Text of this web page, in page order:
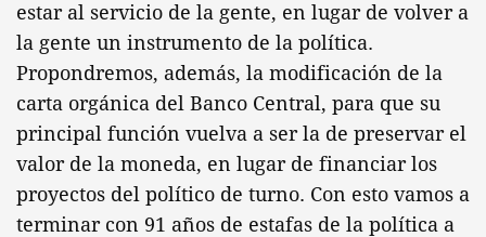
estar al servicio de la gente, en lugar de volver a
la gente un instrumento de la política.
Propondremos, además, la modificación de la
carta orgánica del Banco Central, para que su
principal función vuelva a ser la de preservar el
valor de la moneda, en lugar de financiar los
proyectos del político de turno. Con esto vamos a
terminar con 91 años de estafas de la política a